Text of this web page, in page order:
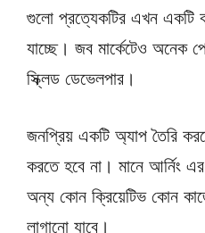
গুলো প্রত্যেকটির এখন একটি
যাচ্ছে। জব মার্কেটেও অনেক
স্ক্লিড ডেভেলপার।
জনপ্রিয় একটি অ্যাপ তৈরি
করতে হবে না। মানে আর্নিং
অন্য কোন ক্রিয়েটিভ কোন
লাগানো যাবে।